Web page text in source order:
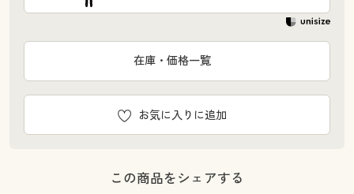
お気に入りに追加
在庫・価格一覧
この商品をシェアする